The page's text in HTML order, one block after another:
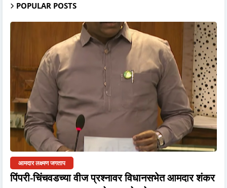
POPULAR POSTS
आमदार लक्ष्मण जगताप
पिंपरी-चिंचवडच्या वीज प्रश्नावर विधानसभेत आमदार शंकर